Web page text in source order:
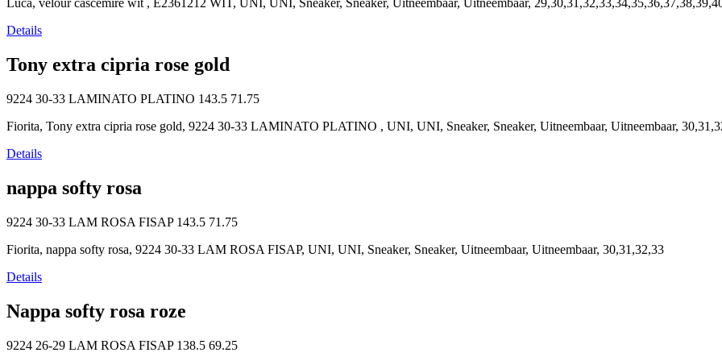
Luca, velour cascemire wit , E2361212 WIT, UNI, UNI, Sneaker, Sneaker, Uitneembaar, Uitneembaar,
Details
Tony extra cipria rose gold
9224 30-33 LAMINATO PLATINO 143.5 71.75
Fiorita, Tony extra cipria rose gold, 9224 30-33 LAMINATO PLATINO , UNI, UNI, Sneaker, Sneaker, Uitneembaar, Uitneembaar,
Details
nappa softy rosa
9224 30-33 LAM ROSA FISAP 143.5 71.75
Fiorita, nappa softy rosa, 9224 30-33 LAM ROSA FISAP, UNI, UNI, Sneaker, Sneaker, Uitneembaar, Uitneembaar, 30,31,32,33
Details
Nappa softy rosa roze
9224 26-29 LAM ROSA FISAP 138.5 69.25